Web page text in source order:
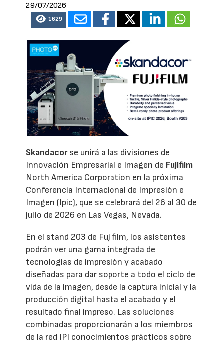
29/07/2026
1629
Skandacorse unirá a las divisiones de
Innovación Empresarial e Imagen de Fujifilm
North America Corporation en la próxima
Conferencia Internacional de Impresión e
Imagen (Ipic), que se celebrará del 26 al 30 de
julio de 2026 en Las Vegas, Nevada.
En el stand 203 de Fujifilm, los asistentes
podrán ver una gama integrada de
tecnologías de impresión y acabado
diseñadas para dar soporte a todo el ciclo de
vida de la imagen, desde la captura inicial y la
producción digital hasta el acabado y el
resultado final impreso. Las soluciones
combinadas proporcionarán a los miembros
de la red IPI conocimientos prácticos sobre